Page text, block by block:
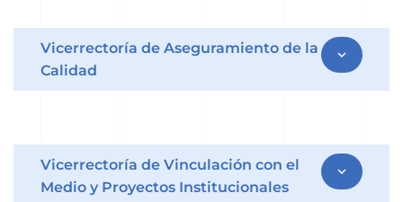
Vicerrectoría de Aseguramiento de la
Calidad
expand_more
Vicerrectoría de Vinculación con el
Medio y Proyectos Institucionales
expand_more